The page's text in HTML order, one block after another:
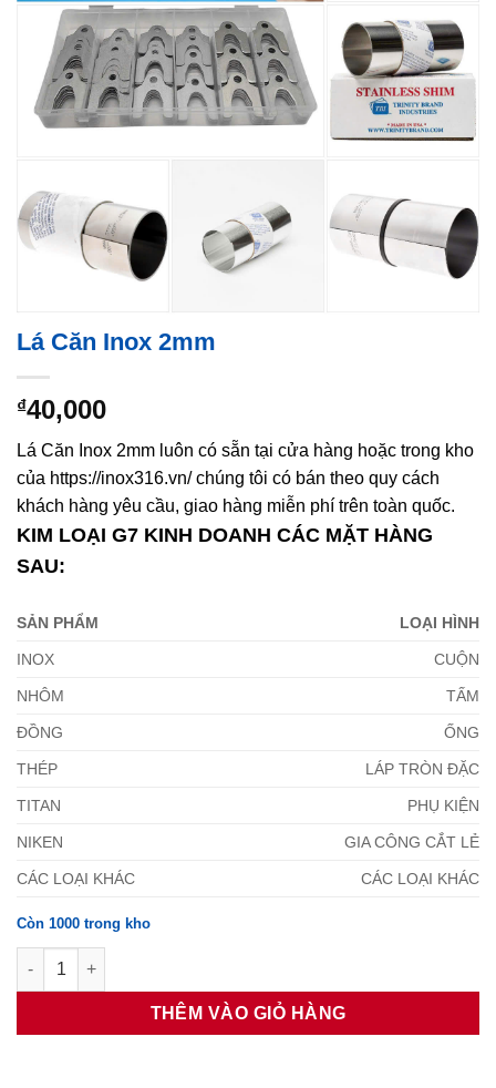
Lá Căn Inox 2mm
₫40,000
Lá Căn Inox 2mm luôn có sẵn tại cửa hàng hoặc trong kho
của https://inox316.vn/ chúng tôi có bán theo quy cách
khách hàng yêu cầu, giao hàng miễn phí trên toàn quốc.
KIM LOẠI G7 KINH DOANH CÁC MẶT HÀNG
SAU:
SẢN PHẨM LOẠI HÌNH
INOX CUỘN
NHÔM TẤM
ĐỒNG ỐNG
THÉP LÁP TRÒN ĐẶC
TITAN PHỤ KIỆN
NIKEN GIA CÔNG CẮT LẺ
CÁC LOẠI KHÁC CÁC LOẠI KHÁC
Còn 1000 trong kho
Lá Căn Inox 2mm số lượng
THÊM VÀO GIỎ HÀNG